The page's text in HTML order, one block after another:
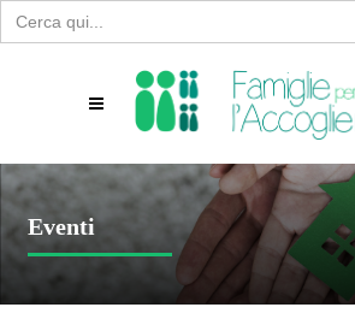
Search
for:
Eventi